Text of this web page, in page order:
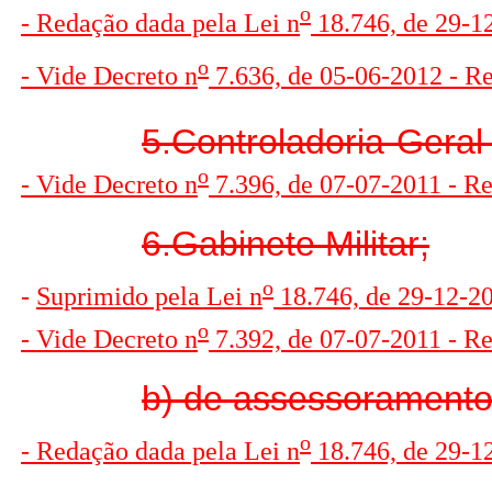
- Redação dada pela Lei no 18.746, de 29-
- Vide Decreto no 7.636, de 05-06-2012 -
5.Controladoria-
- Vide Decreto no 7.396, de 07-07-2011 -
6.Gabinete Militar;
- Suprimido pela Lei no 18.746, de 29-12-
- Vide Decreto no 7.392, de 07-07-2011 -
b) de
- Redação dada pela Lei no 18.746, de 29-